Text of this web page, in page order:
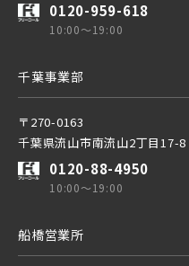
0120-959-618
10:00～19:00
千葉事業部
〒270-0163
千葉県流山市南流山2丁目17-8
0120-88-4950
10:00～19:00
船橋営業所